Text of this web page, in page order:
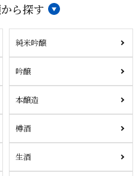
ら探す
純米吟醸
吟醸
本醸造
樽酒
生酒